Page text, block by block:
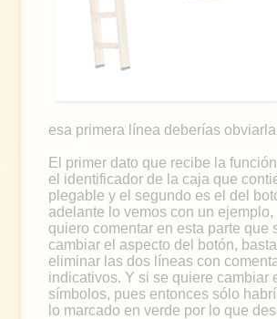
esa primera línea deberías
El primer dato que recibe la
el identificador de la caja que
plegable y el segundo es el del
adelante lo vemos con un ejemplo,
quiero comentar en esta parte que
cambiar el aspecto del botón,
eliminar las dos líneas con
indicativos. Y si se quiere cambiar
símbolos, pues entonces sólo
lo marcado en verde por lo que